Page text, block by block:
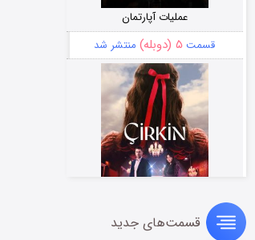
عملیات آپارتمان
قسمت ۵ (دوبله) منتشر شد
سریال زشت
قسمت‌های جدید